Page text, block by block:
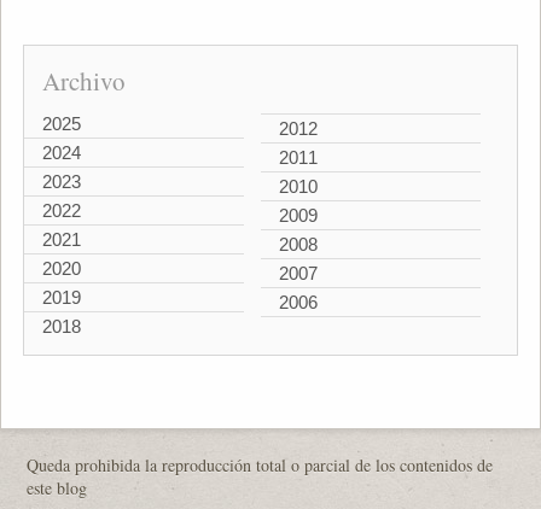
Archivo
2025
2024
2023
2022
2021
2020
2019
2018
2012
2011
2010
2009
2008
2007
2006
Queda prohibida la reproducción total o parcial de los contenidos de
este blog